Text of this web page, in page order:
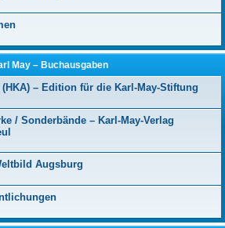
May – Buchausgaben
(HKA) – Edition für die Karl-May-Stiftung
/ Sonderbände – Karl-May-Verlag
Augsburg